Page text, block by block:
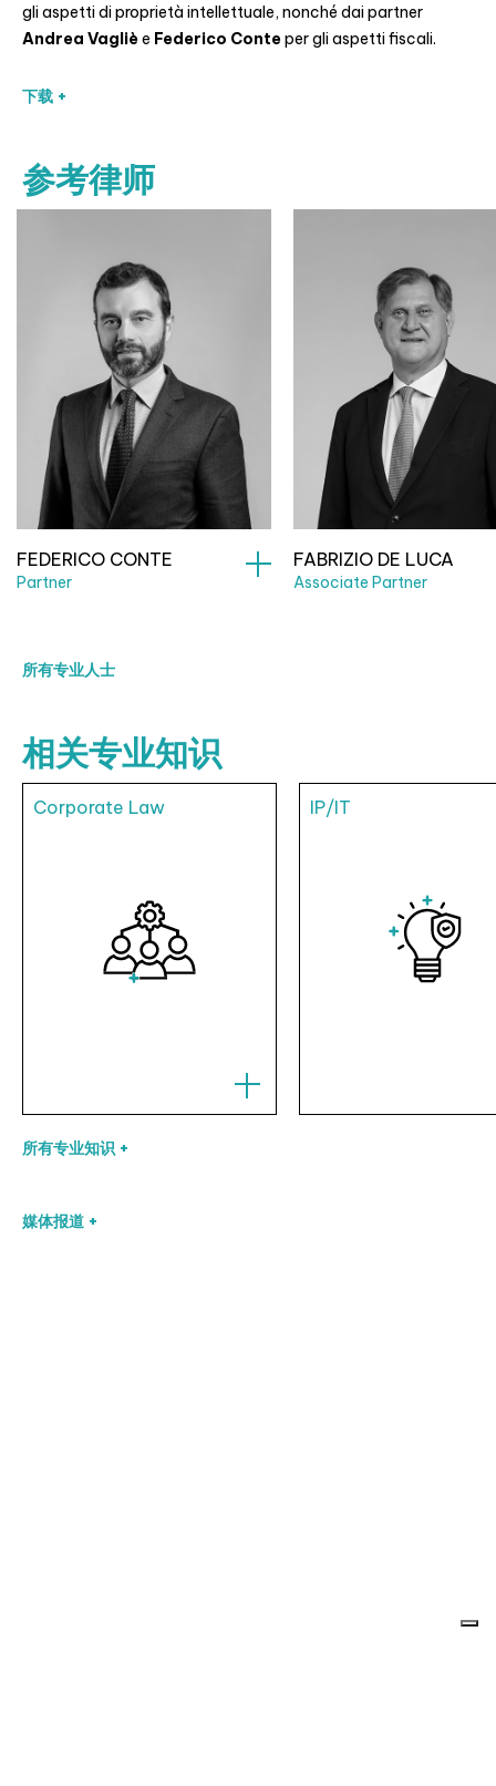
gli aspetti di proprietà intellettuale, nonché dai partner
Andrea Vaglièe Federico Conteper gli aspetti fiscali.
下载 +
参考律师
FEDERICO CONTE
Partner
FABRIZIO DE LUCA
Associate Partner
所有专业人士
相关专业知识
Corporate Law IP/IT
所有专业知识 +
媒体报道 +